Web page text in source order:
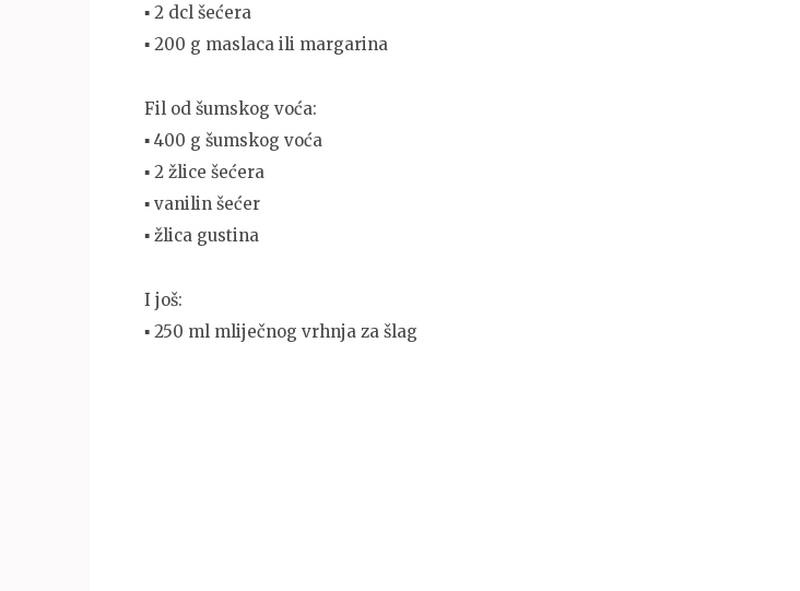
▪ 2 dcl šećera
▪ 200 g maslaca ili margarina
Fil od šumskog voća:
▪ 400 g šumskog voća
▪ 2 žlice šećera
▪ vanilin šećer
▪ žlica gustina
I još:
▪ 250 ml mliječnog vrhnja za šlag